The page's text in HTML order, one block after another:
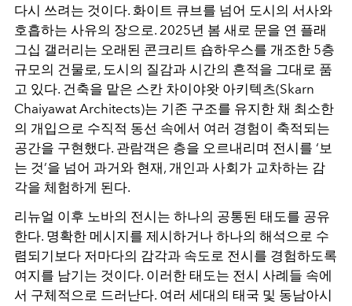
다시 쓰려는 것이다. 화이트 큐브를 넘어 도시의 서사와
호흡하는 사유의 장으로. 2025년 봄 새로 문을 연 플래
그십 갤러리는 오래된 콘크리트 숍하우스를 개조한 5층
규모의 건물로, 도시의 질감과 시간의 흔적을 그대로 품
고 있다. 건축을 맡은 스칸 차이야왓 아키텍츠(Skarn
Chaiyawat Architects)는 기존 구조를 유지한 채 최소한
의 개입으로 수직적 동선 속에서 여러 경험이 축적되는
공간을 구현했다. 관람객은 층을 오르내리며 전시를 ‘보
는 것’을 넘어 과거와 현재, 개인과 사회가 교차하는 감
각을 체험하게 된다.
리뉴얼 이후 노바의 전시는 하나의 공통된 태도를 공유
한다. 명확한 메시지를 제시하거나 하나의 해석으로 수
렴되기보다 저마다의 감각과 속도로 전시를 경험하도록
여지를 남기는 것이다. 이러한 태도는 전시 사례들 속에
서 구체적으로 드러난다. 여러 세대의 태국 및 동남아시